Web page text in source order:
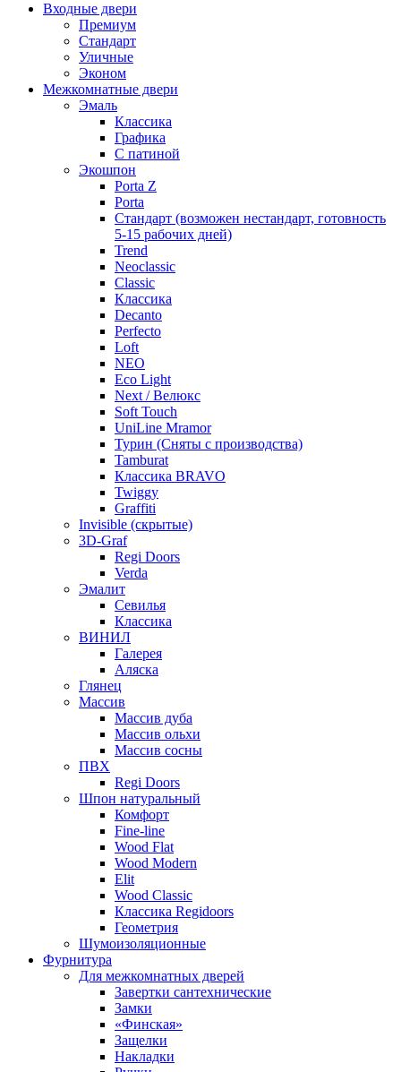
Входные двери
Премиум
Стандарт
Уличные
Эконом
Межкомнатные двери
Эмаль
Классика
Графика
С патиной
Экошпон
Porta Z
Porta
Стандарт (возможен нестандарт, готовность
5-15 рабочих дней)
Trend
Neoclassic
Classic
Классика
Decanto
Perfecto
Loft
NEO
Eco Light
Next / Велюкс
Soft Touch
UniLine Mramor
Турин (Сняты с производства)
Tamburat
Классика BRAVO
Twiggy
Graffiti
Invisible (скрытые)
3D-Graf
Regi Doors
Verda
Эмалит
Севилья
Классика
ВИНИЛ
Галерея
Аляска
Глянец
Массив
Массив дуба
Массив ольхи
Массив сосны
ПВХ
Regi Doors
Шпон натуральный
Комфорт
Fine-line
Wood Flat
Wood Modern
Elit
Wood Classic
Классика Regidoors
Геометрия
Шумоизоляционные
Фурнитура
Для межкомнатных дверей
Завертки сантехнические
Замки
«Финская»
Защелки
Накладки